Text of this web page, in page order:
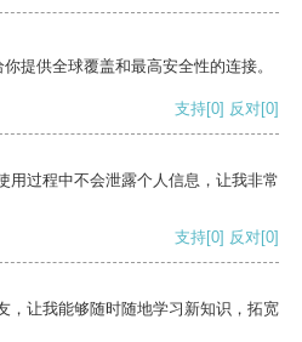
提供全球覆盖和最高安全性的连接。
支持[0] 反对[0]
用过程中不会泄露个人信息，让我非常
支持[0] 反对[0]
，让我能够随时随地学习新知识，拓宽